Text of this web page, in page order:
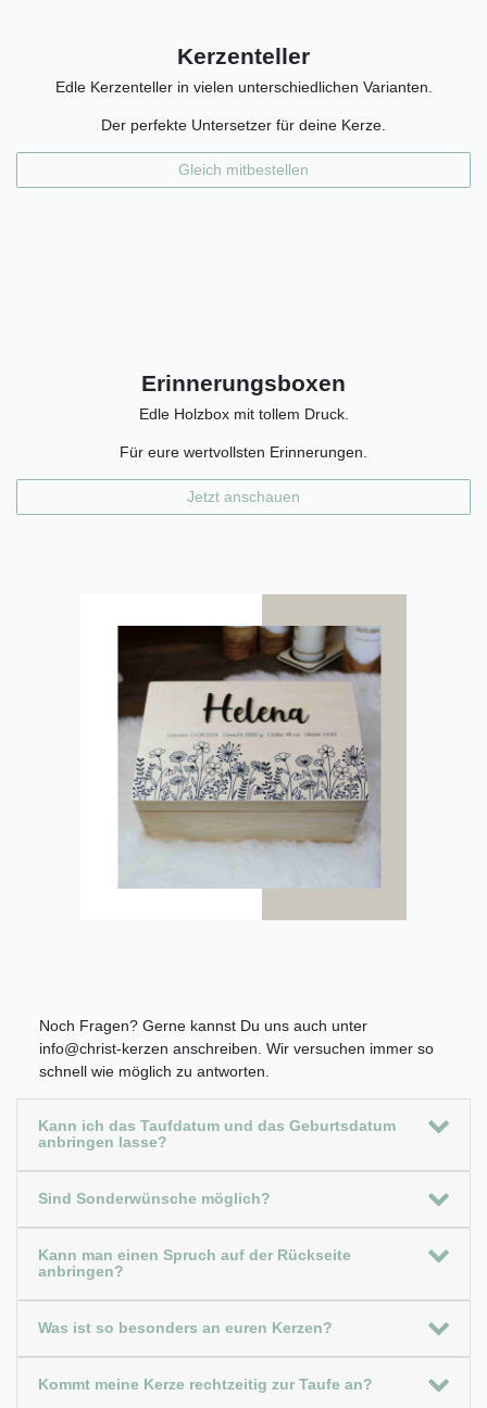
Kerzenteller
Edle Kerzenteller in vielen unterschiedlichen Varianten.
Der perfekte Untersetzer für deine Kerze.
Gleich mitbestellen
Erinnerungsboxen
Edle Holzbox mit tollem Druck.
Für eure wertvollsten Erinnerungen.
Jetzt anschauen
Noch Fragen? Gerne kannst Du uns auch unter
info@christ-kerzen anschreiben. Wir versuchen immer so
schnell wie möglich zu antworten.
Kann ich das Taufdatum und das Geburtsdatum
anbringen lasse?
Sind Sonderwünsche möglich?
Kann man einen Spruch auf der Rückseite
anbringen?
Was ist so besonders an euren Kerzen?
Kommt meine Kerze rechtzeitig zur Taufe an?